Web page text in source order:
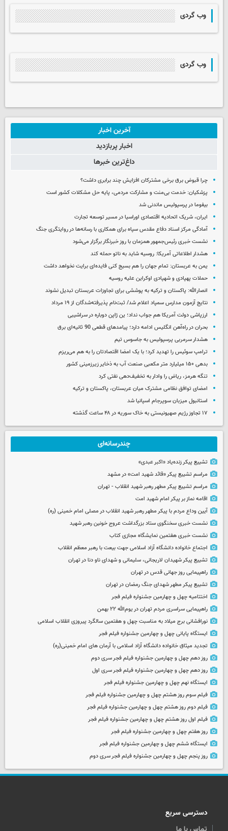
وب گردی
وب گردی
آخرین اخبار
اخبار پربازدید
داغ‌ترین خبرها
چرا قبوض برق برخی مشترکان افزایش چند برابری داشت؟
پزشکیان: خدمت بی‌منت و مشارکت مردمی، پایه حل مشکلات کشور است
بیفوما در پرسپولیس ماندنی شد
ایران، شریک اتحادیه اقتصادی اوراسیا در مسیر توسعه تجارت
آمادگی مرکز اسناد دفاع مقدس سپاه برای همکاری با رسانه‌ها در روایتگری جنگ
نشست خبری رئیس‌جمهور همزمان با روز خبرنگار برگزار می‌شود
هشدار اطلاعاتی آمریکا: روسیه شاید به ناتو حمله کند
یمن به عربستان: تمام جهان را هم بسیج کنی فایده‌ای برایت نخواهد داشت
حملات پهپادی و شهپادی اوکراین علیه روسیه
انصارالله: پاکستان و ترکیه به پوششی برای تجاوزات عربستان تبدیل نشوند
نتایج آزمون مدارس سمپاد اعلام شد/ ثبت‌نام پذیرفته‌شدگان از ۱۹ مرداد
ارزپاشی دولت آمریکا هم جواب نداد؛ ین ژاپن دوباره در سراشیبی
بحران در راه‌آهن انگلیس ادامه دارد؛ پیامدهای قطعی 90 ثانیه‌ای برق
هشدار سرمربی پرسپولیس به جاسوس تیم
ترامپ سوئیس را تهدید کرد؛ با یک امضا اقتصادتان را به هم می‌ریزم
بدهی ۱۵۰ میلیارد متر مکعبی صنعت آب به ذخایر زیرزمینی کشور
تنگه هرمز، ریاض را وادار به تخفیف‌دهی نفتی کرد
امضای توافق نظامی مشترک میان عربستان، پاکستان و ترکیه
استانبول میزبان سوپرجام اسپانیا شد
۱۷ تجاوز رژیم صهیونیستی به خاک سوریه در ۴۸ ساعت گذشته
چندرسانه‌ای
تشییع پیکر زنده‌یاد «اکبر عبدی»
مراسم تشییع پیکر «قائد شهید امت» در مشهد
مراسم تشییع پیکر مطهر رهبر شهید انقلاب - تهران
اقامه نماز بر پیکر امام شهید امت
آیین وداع مردم با پیکر مطهر رهبر شهید انقلاب در مصلی امام خمینی (ره)
نشست خبری سخنگوی ستاد بزرگداشت عروج خونین رهبر شهید
نشست خبری هفتمین نمایشگاه مجازی کتاب
اجتماع خانواده دانشگاه آزاد اسلامی جهت بیعت با رهبر معظم انقلاب
تشییع پیکر شهیدان لاریجانی، سلیمانی و شهدای ناو دنا در تهران
راهپیمایی روز جهانی قدس در تهران
تشییع پیکر مطهر شهدای جنگ رمضان در تهران
اختتامیه چهل و چهارمین جشنواره فیلم فجر
راهپیمایی سراسری مردم تهران در یوم‌الله ۲۲ بهمن
نورافشانی برج میلاد به مناسبت چهل‌ و هفتمین سالگرد پیروزی انقلاب اسلامی
ایستگاه پایانی چهل و چهارمین جشنواره فیلم فجر
تجدید میثاق خانواده دانشگاه آزاد اسلامی با آرمان های امام خمینی(ره)
روز دهم چهل و چهارمین جشنواره فیلم فجر سری دوم
روز دهم چهل و چهارمین جشنواره فیلم فجر سری اول
ایستگاه نهم چهل و چهارمین جشنواره فیلم فجر
فیلم سوم روز هشتم چهل و چهارمین جشنواره فیلم فجر
فیلم دوم روز هشتم چهل و چهارمین جشنواره فیلم فجر
فیلم اول روز هشتم چهل و چهارمین جشنواره فیلم فجر
روز هفتم چهل و چهارمین جشنواره فیلم فجر
ایستگاه ششم چهل و چهارمین جشنواره فیلم فجر
روز پنجم چهل و چهارمین جشنواره فیلم فجر سری دوم
دسترسی سریع